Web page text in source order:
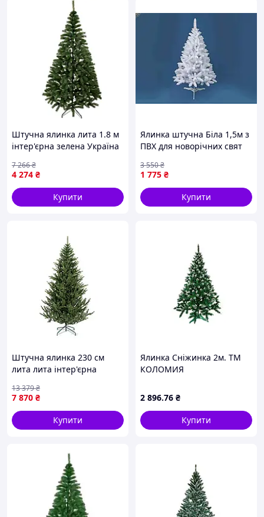
Штучна ялинка лита 1.8 м
інтер'єрна зелена Україна
4 274 ₴
7 266₴
Купити
Ялинка штучна Біла 1,5м з
ПВХ для новорічних свят
офісу
1 775 ₴
3 550₴
Купити
Штучна ялинка 230 см
лита лита інтер'єрна
7 870 ₴
13 379₴
Купити
Ялинка Сніжинка 2м. ТМ
КОЛОМИЯ
2 896.76 ₴
Купити